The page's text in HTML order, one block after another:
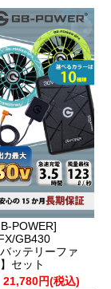
POWER]
GB430
バッテリーファ
セット
21,780円(税込)